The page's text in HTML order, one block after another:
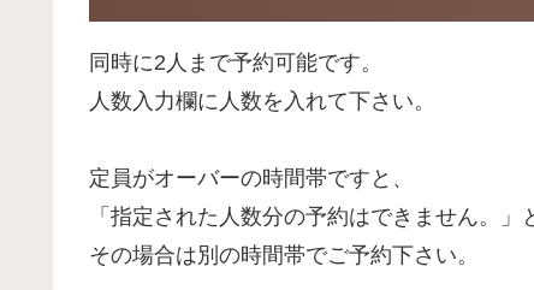
同時に2人まで予約可能です。
人数入力欄に人数を入れて下さい。
定員がオーバーの時間帯ですと、
「指定された人数分の予約はできません。」
その場合は別の時間帯でご予約下さい。